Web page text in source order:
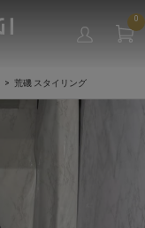
0
荒磯 スタイリング